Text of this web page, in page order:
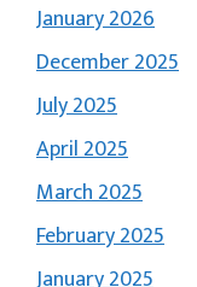
January 2026
December 2025
July 2025
April 2025
March 2025
February 2025
January 2025